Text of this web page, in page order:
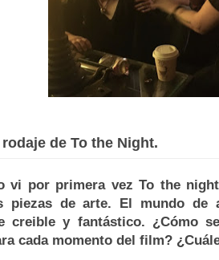
de To the Night.
vi por primera vez To the
piezas de arte. El mundo de
creible y fantástico. ¿Cómo
cada momento del film?